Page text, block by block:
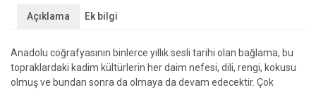
Bozuk
Düzen
Eğitimi
adet
Açıklama Ek bilgi
Anadolu coğrafyasının binlerce yıllık sesli tarihi olan bağlama, bu
topraklardaki kadim kültürlerin her daim nefesi, dili, rengi, kokusu
olmuş ve bundan sonra da olmaya da devam edecektir. Çok